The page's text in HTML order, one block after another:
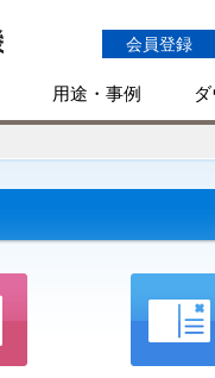
会員登録
用途・事例